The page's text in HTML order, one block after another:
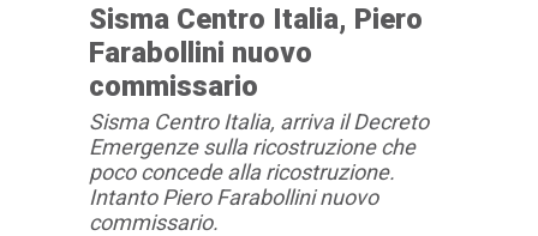
Sisma Centro Italia, Piero
Farabollini nuovo
commissario
Sisma Centro Italia, arriva il Decreto
Emergenze sulla ricostruzione che
poco concede alla ricostruzione.
Intanto Piero Farabollini nuovo
commissario.